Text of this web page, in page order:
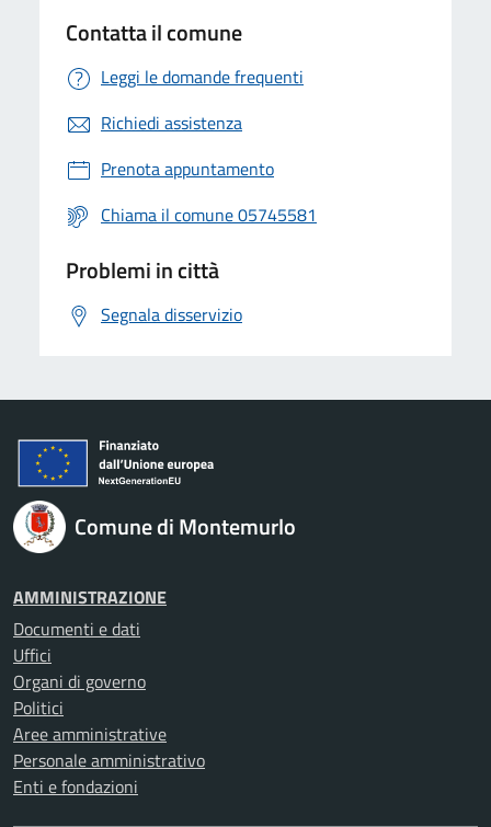
Contatta il comune
Leggi le domande frequenti
Richiedi assistenza
Prenota appuntamento
Chiama il comune 05745581
Problemi in città
Segnala disservizio
Comune di Montemurlo
AMMINISTRAZIONE
Documenti e dati
Uffici
Organi di governo
Politici
Aree amministrative
Personale amministrativo
Enti e fondazioni